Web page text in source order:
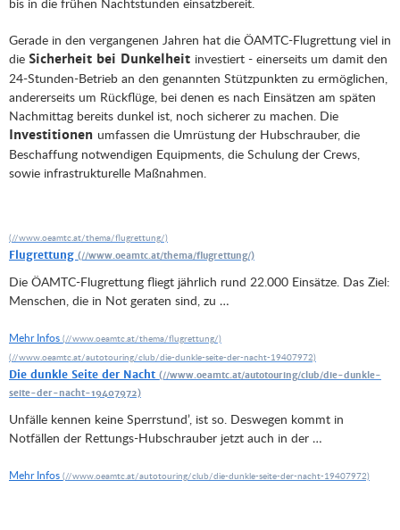
Gerade in den vergangenen Jahren hat die ÖAMTC-Flugrettung viel in
die Sicherheit bei Dunkelheit investiert - einerseits um damit den
24-Stunden-Betrieb an den genannten Stützpunkten zu ermöglichen,
andererseits um Rückflüge, bei denen es nach Einsätzen am späten
Nachmittag bereits dunkel ist, noch sicherer zu machen. Die
Investitionen umfassen die Umrüstung der Hubschrauber, die
Beschaffung notwendigen Equipments, die Schulung der Crews,
sowie infrastrukturelle Maßnahmen.
Flugrettung
Die ÖAMTC-Flugrettung fliegt jährlich rund 22.000 Einsätze. Das Ziel:
Menschen, die in Not geraten sind, zu …
Mehr Infos
Die dunkle Seite der Nacht
Unfälle kennen keine Sperrstund’, ist so. Deswegen kommt in
Notfällen der Rettungs-Hubschrauber jetzt auch in der …
Mehr Infos